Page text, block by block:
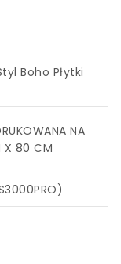
Boho Płytki
NA
X 80 CM